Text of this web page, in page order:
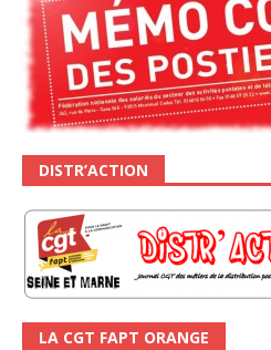
DISTR’ACTION
LA CGT FAPT ORANGE